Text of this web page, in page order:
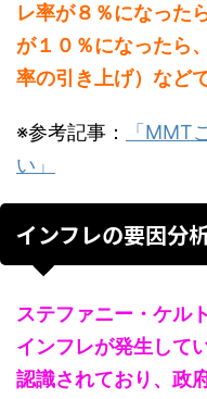
レ率が８％になった
が１０％になったら
率の引き上げ）などで
※参考記事：
「MMT
い」
インフレの要因分
ステファニー・ケル
インフレが発生して
認識されており、政